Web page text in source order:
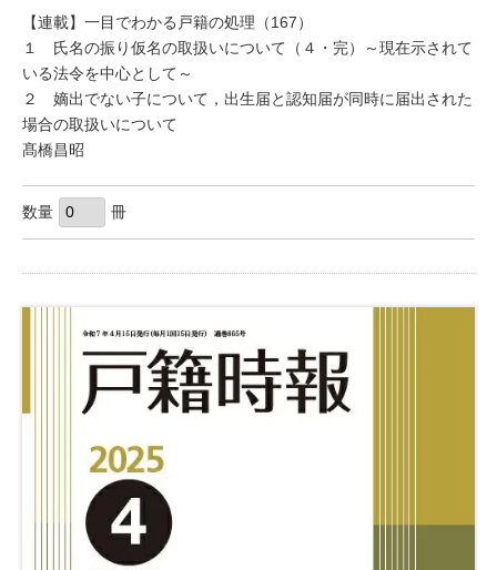
【連載】一目でわかる戸籍の処理（167）
１ 氏名の振り仮名の取扱いについて（４・完）～現在示されて
いる法令を中心として～
２ 嫡出でない子について，出生届と認知届が同時に届出された
場合の取扱いについて
髙橋昌昭
数量 冊